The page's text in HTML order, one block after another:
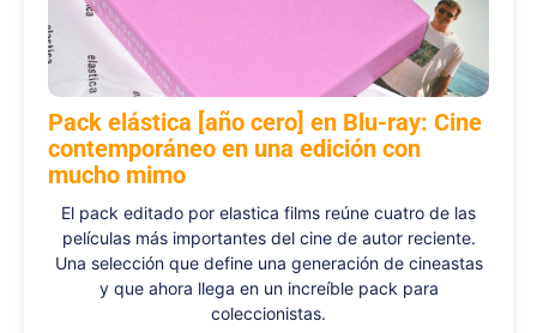
Pack elástica [año cero] en Blu-ray: Cine
contemporáneo en una edición con
mucho mimo
El pack editado por elastica films reúne cuatro de las
películas más importantes del cine de autor reciente.
Una selección que define una generación de cineastas
y que ahora llega en un increíble pack para
coleccionistas.